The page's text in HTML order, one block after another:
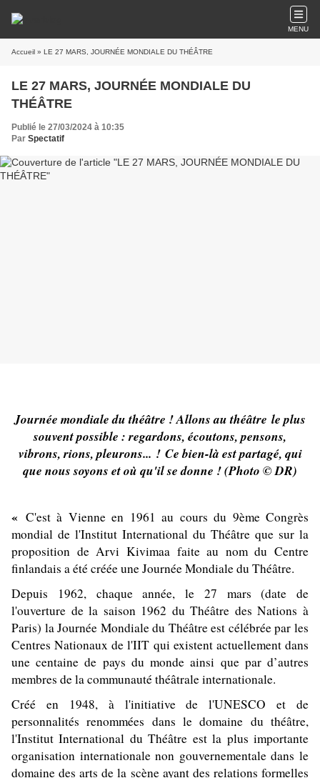
MENU
Accueil » LE 27 MARS, JOURNÉE MONDIALE DU THÉÂTRE
LE 27 MARS, JOURNÉE MONDIALE DU
THÉÂTRE
Publié le 27/03/2024 à 10:35
Par Spectatif
Journée mondiale du théâtre ! Allons au théâtre le plus
souvent possible : regardons, écoutons, pensons,
vibrons, rions, pleurons... ! Ce bien-là est partagé, qui
que nous soyons et où qu'il se donne ! (Photo © DR)
« C'est à Vienne en 1961 au cours du 9ème Congrès
mondial de l'Institut International du Théâtre que sur la
proposition de Arvi Kivimaa faite au nom du Centre
finlandais a été créée une Journée Mondiale du Théâtre.
Depuis 1962, chaque année, le 27 mars (date de
l'ouverture de la saison 1962 du Théâtre des Nations à
Paris) la Journée Mondiale du Théâtre est célébrée par les
Centres Nationaux de l'IIT qui existent actuellement dans
une centaine de pays du monde ainsi que par d’autres
membres de la communauté théâtrale internationale.
Créé en 1948, à l'initiative de l'UNESCO et de
personnalités renommées dans le domaine du théâtre,
l'Institut International du Théâtre est la plus importante
organisation internationale non gouvernementale dans le
domaine des arts de la scène ayant des relations formelles